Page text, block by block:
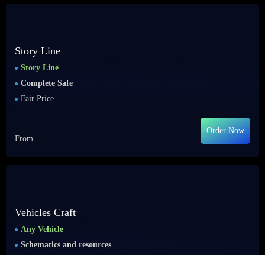
Story Line
Story Line
Complete Safe
Fair Price
From
Order Now
Vehicles Craft
Any Vehicle
Schematics and resources